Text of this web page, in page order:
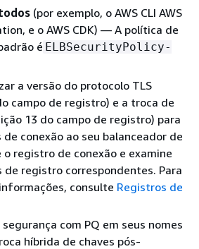
(por exemplo, o AWS CLI AWS
e o AWS CDK) — A política de
é ELBSecurityPolicy-
a versão do protocolo TLS
campo de registro) e a troca de
13 do campo de registro) para
conexão ao seu balanceador de
o registro de conexão e examine
de registro correspondentes. Para
consulte Registros de
com PQ em seus nomes
híbrida de chaves pós-